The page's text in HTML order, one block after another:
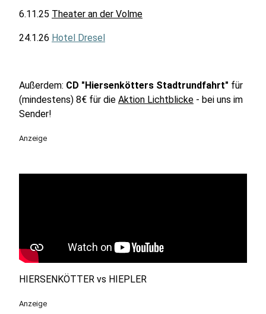
6.11.25 Theater an der Volme
24.1.26 Hotel Dresel
Außerdem: CD "Hiersenkötters Stadtrundfahrt" für
(mindestens) 8€ für die Aktion Lichtblicke - bei uns im
Sender!
Anzeige
HIERSENKÖTTER vs HIEPLER
Anzeige